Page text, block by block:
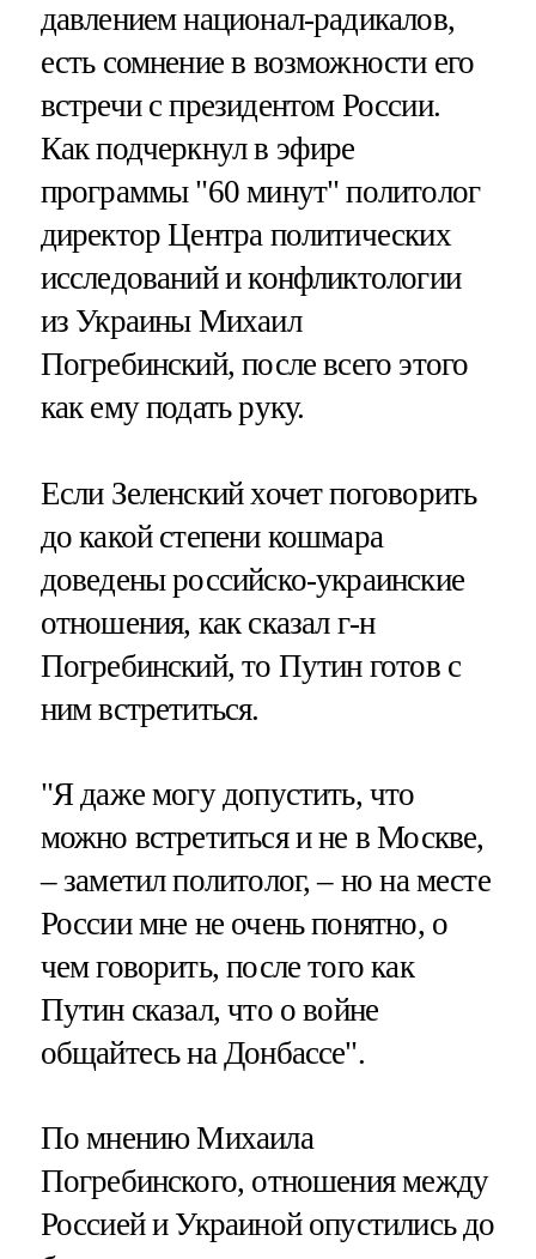
давлением национал-радикалов,
есть сомнение в возможности его
встречи с президентом России.
Как подчеркнул в эфире
программы "60 минут" политолог
директор Центра политических
исследований и конфликтологии
из Украины Михаил
Погребинский, после всего этого
как ему подать руку.
Если Зеленский хочет поговорить
до какой степени кошмара
доведены российско-украинские
отношения, как сказал г-н
Погребинский, то Путин готов с
ним встретиться.
"Я даже могу допустить, что
можно встретиться и не в Москве,
– заметил политолог, – но на месте
России мне не очень понятно, о
чем говорить, после того как
Путин сказал, что о войне
общайтесь на Донбассе".
По мнению Михаила
Погребинского, отношения между
Россией и Украиной опустились до